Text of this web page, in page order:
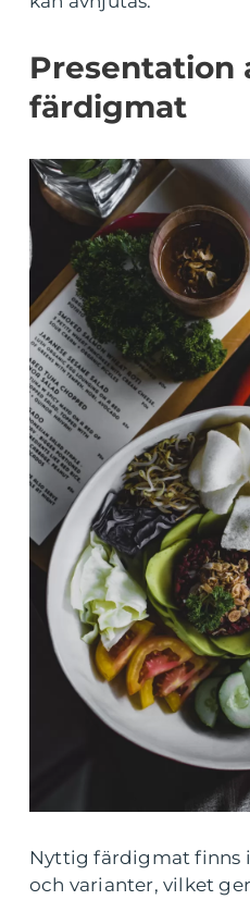
Presentation
färdigmat
Nyttig färdigmat finns
och varianter, vilket